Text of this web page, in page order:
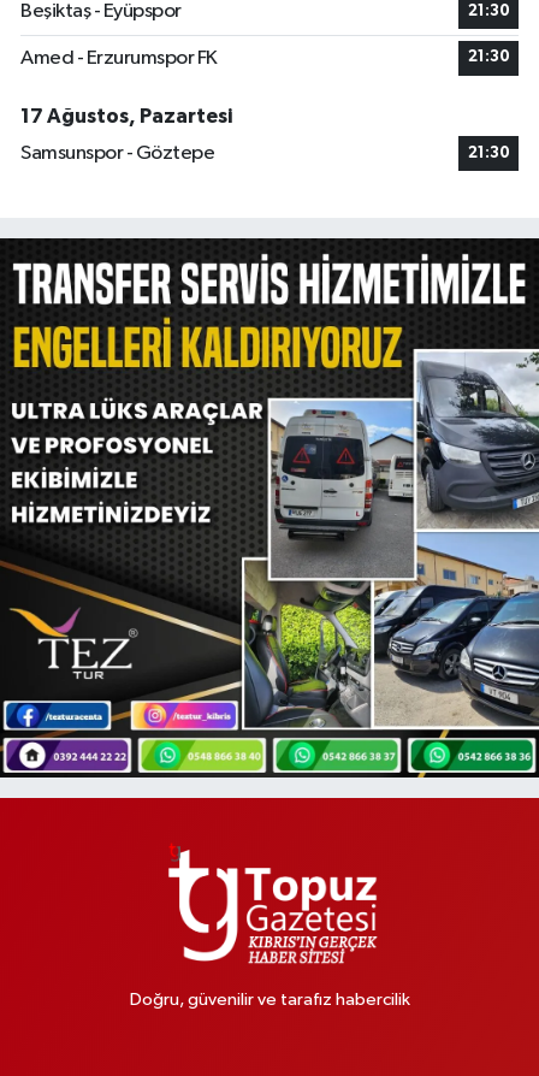
Beşiktaş - Eyüpspor 21:30
Amed - Erzurumspor FK 21:30
17 Ağustos, Pazartesi
Samsunspor - Göztepe
21:30
Doğru, güvenilir ve tarafız habercilik